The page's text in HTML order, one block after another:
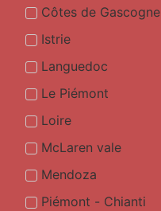
Côtes de Gascogne
Istrie
Languedoc
Le Piémont
Loire
McLaren vale
Mendoza
Piémont - Chianti